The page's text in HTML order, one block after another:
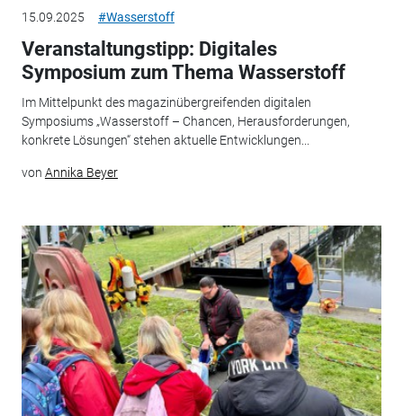
15.09.2025 #Wasserstoff
Veranstaltungstipp: Digitales
Symposium zum Thema Wasserstoff
Im Mittelpunkt des magazinübergreifenden digitalen
Symposiums „Wasserstoff – Chancen, Herausforderungen,
konkrete Lösungen“ stehen aktuelle Entwicklungen...
von Annika Beyer